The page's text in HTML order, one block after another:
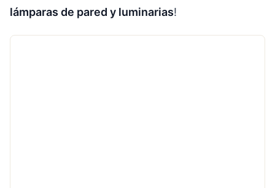
lámparas de pared y luminarias!